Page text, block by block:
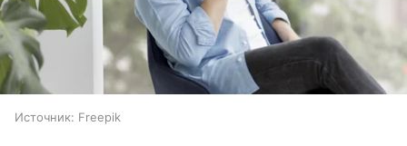
Источник: Freepik